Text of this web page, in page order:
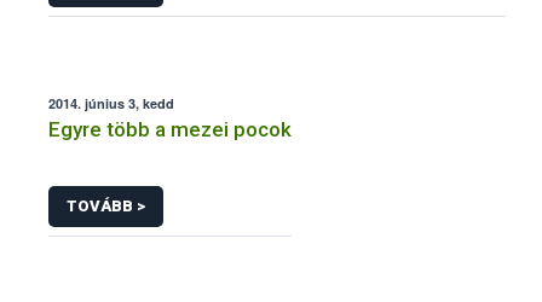
2014. június 3, kedd
Egyre több a mezei pocok
TOVÁBB >